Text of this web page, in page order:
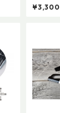
¥3,300